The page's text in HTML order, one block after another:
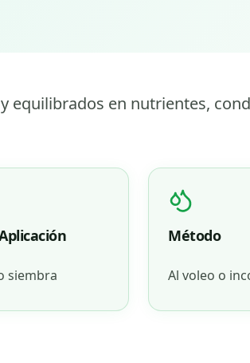
equilibrados en nutrientes,
siembra
Método
Al voleo o